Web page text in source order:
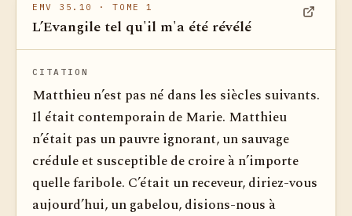
EMV 35.10 · TOME 1
L’Evangile tel qu'il m'a été révélé
CITATION
Matthieu n’est pas né dans les siècles suivants.
Il était contemporain de Marie. Matthieu
n’était pas un pauvre ignorant, un sauvage
crédule et susceptible de croire à n’importe
quelle faribole. C’était un receveur, diriez-vous
aujourd’hui, un gabelou, disions-nous à